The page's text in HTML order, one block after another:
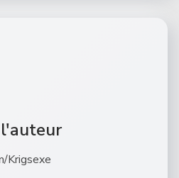
Krigsexe